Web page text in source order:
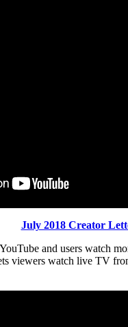
July 2018 Creator
and users watch
viewers watch live TV